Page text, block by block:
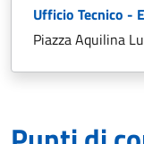
Ufficio Tecnico -
Piazza Aquilina